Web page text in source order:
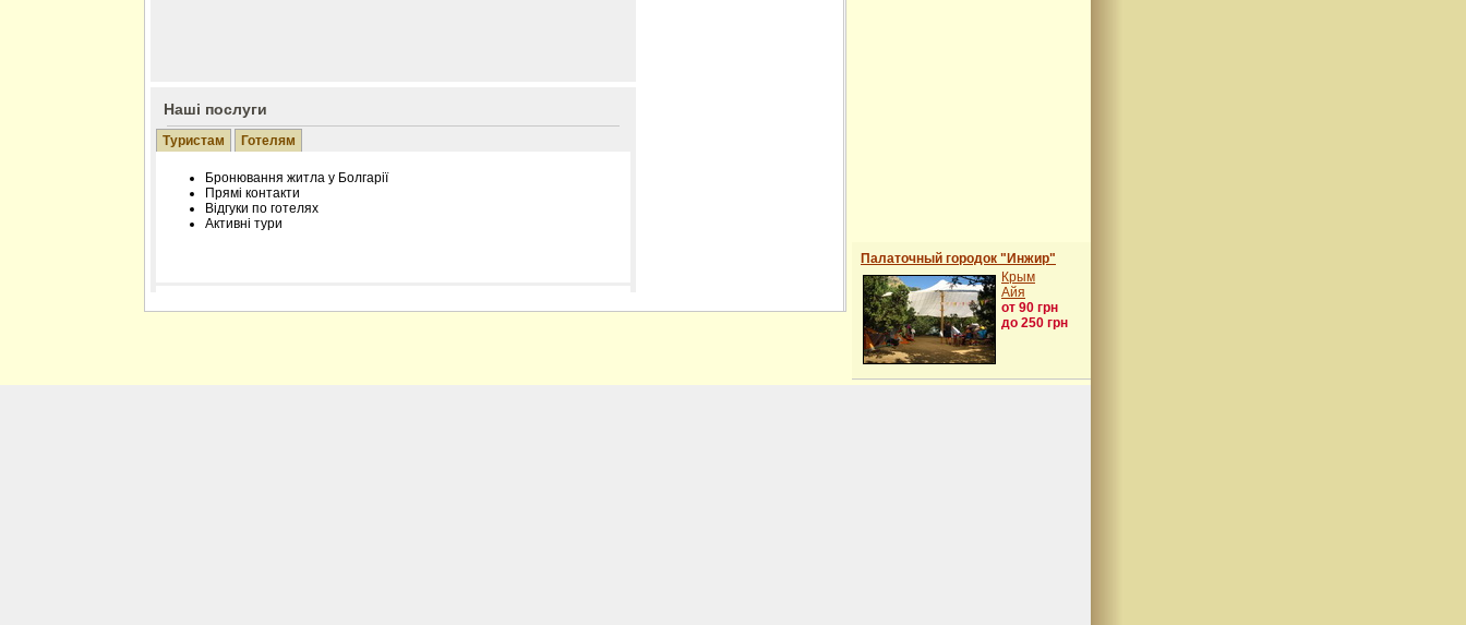
Наші послуги
Туристам Готелям
Бронювання житла у Болгарії
Прямі контакти
Відгуки по готелях
Активні тури
Розміщення інформації про готель на нашому сайті
Палаточный городок "Инжир"
Крым
Айя
от 90 грн
до 250 грн